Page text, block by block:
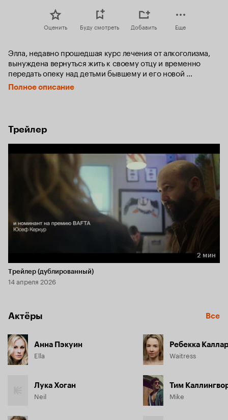
Оценить Буду смотреть Добавить Еще
Элла, недавно прошедшая курс лечения от алкоголизма,
вынуждена вернуться жить к своему отцу и временно
передать опеку над детьми бывшему и его новой
партнёрше. Внезапно Элла заводит дружбу со странным
мальчиком-подростком, и это помогает ей восстановить
Полное описание
Трейлер
Длительность 2 мин
2 мин
Трейлер (дублированный)
14 апреля 2026
Актёры Все
Анна Пэкуин
Ella
Лука Хоган
Neil
Ребекка
Waitress
Тим
Mike